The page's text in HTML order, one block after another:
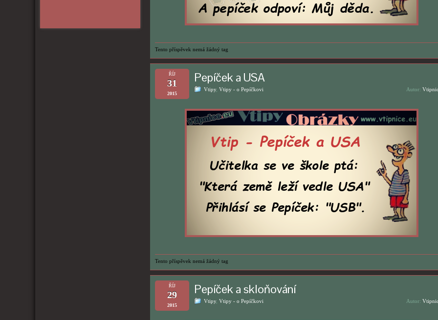
Tento příspěvek nemá žádný tag
ŘÍJ
31
2015
Pepíček a USA
Vtipy, Vtipy - o Pepíčkovi Autor:
Tento příspěvek nemá žádný tag
ŘÍJ
29
2015
Pepíček a skloňování
Vtipy, Vtipy - o Pepíčkovi Autor: